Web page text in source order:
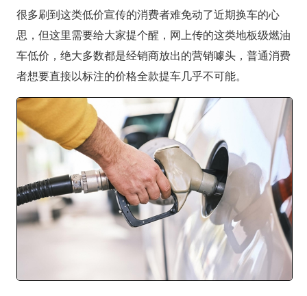
很多刷到这类低价宣传的消费者难免动了近期换车的心
思，但这里需要给大家提个醒，网上传的这类地板级燃油
车低价，绝大多数都是经销商放出的营销噱头，普通消费
者想要直接以标注的价格全款提车几乎不可能。